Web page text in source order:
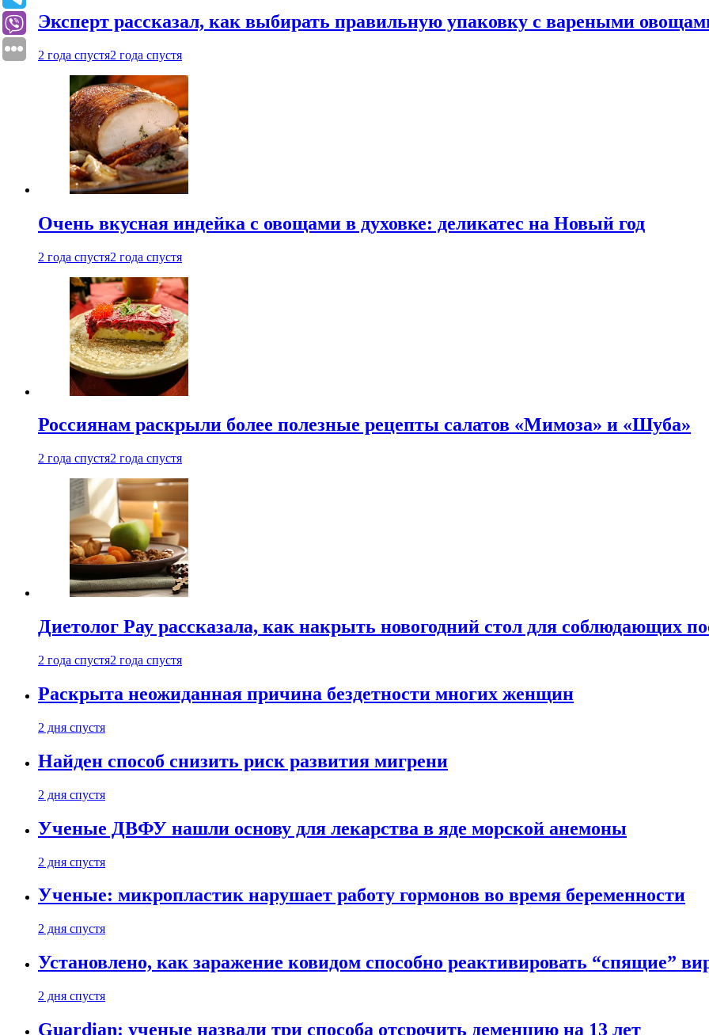
Эксперт рассказал, как выбирать правильную упаковку с вареными
2 года спустя2 года спустя
Очень вкусная индейка с овощами в духовке: деликатес на Новый год
2 года спустя2 года спустя
Россиянам раскрыли более полезные рецепты салатов «Мимоза» и «Шуба»
2 года спустя2 года спустя
Диетолог Рау рассказала, как накрыть новогодний стол для соблюдающих
2 года спустя2 года спустя
Раскрыта неожиданная причина бездетности многих женщин
2 дня спустя
Найден способ снизить риск развития мигрени
2 дня спустя
Ученые ДВФУ нашли основу для лекарства в яде морской анемоны
2 дня спустя
Ученые: микропластик нарушает работу гормонов во время беременности
2 дня спустя
Установлено, как заражение ковидом способно реактивировать “спящие”
2 дня спустя
Guardian: ученые назвали три способа отсрочить деменцию на 13 лет